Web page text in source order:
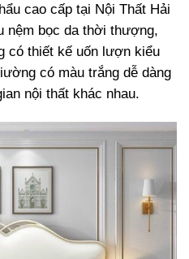
cao cấp tại Nội Thất Hải
nệm bọc da thời thượng,
có thiết kế uốn lượn kiểu
có màu trắng dễ dàng
nội thất khác nhau.